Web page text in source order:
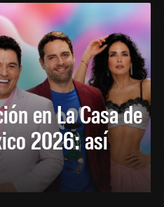
en La Casa de
2026: así